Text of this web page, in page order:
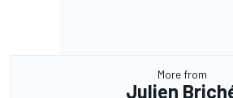
More from
Julien